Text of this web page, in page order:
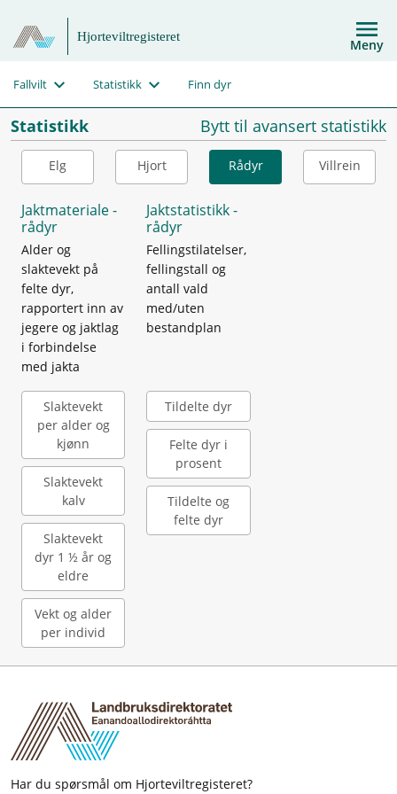
Hjorteviltregisteret Meny
Fallvilt Statistikk Finn dyr
Statistikk Bytt til avansert statistikk
Elg Hjort Rådyr Villrein
Jaktmateriale -
rådyr
Alder og
slaktevekt på
felte dyr,
rapportert inn av
jegere og jaktlag
i forbindelse
med jakta
Jaktstatistikk -
rådyr
Fellingstilatelser,
fellingstall og
antall vald
med/uten
bestandplan
Slaktevekt
per alder og
kjønn
Slaktevekt
kalv
Slaktevekt
dyr 1 ½ år og
eldre
Vekt og alder
per individ
Tildelte dyr
Felte dyr i
prosent
Tildelte og
felte dyr
Har du spørsmål om Hjorteviltregisteret?